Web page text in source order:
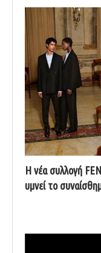
Η νέα συλλογή
υμνεί το